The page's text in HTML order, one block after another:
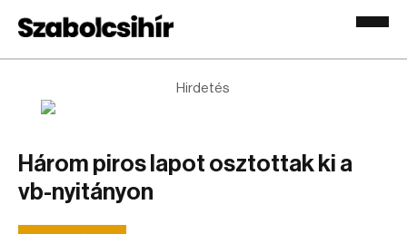
Hirdetés
Három piros lapot osztottak ki a
vb-nyitányon